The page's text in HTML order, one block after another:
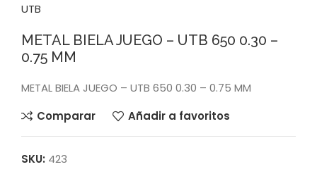
UTB
METAL BIELA JUEGO – UTB 650 0.30 –
0.75 MM
METAL BIELA JUEGO – UTB 650 0.30 – 0.75 MM
Comparar
Añadir a favoritos
SKU: 423